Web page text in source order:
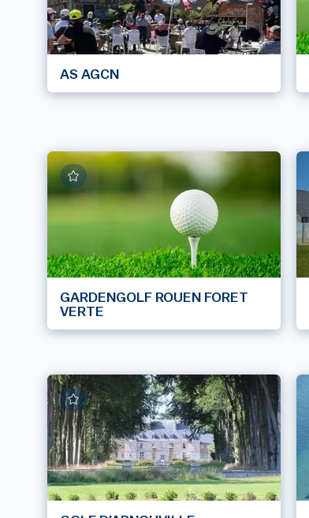
AS AGCN
GARDENGOLF ROUEN FORET
VERTE